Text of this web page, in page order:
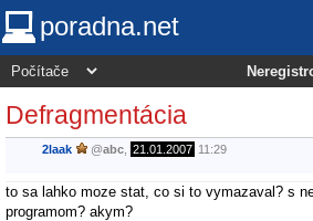
poradna.net
Defragmentácia
2laak @abc 21.01.2007 11:29
to sa lahko moze stat, co si to vymazaval? s
programom? akym?